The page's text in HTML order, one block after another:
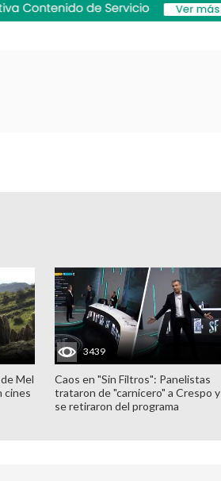
Mel
cines
3439
Caos en "Sin Filtros": Panelistas
trataron de "carnicero" a Crespo y
se retiraron del programa